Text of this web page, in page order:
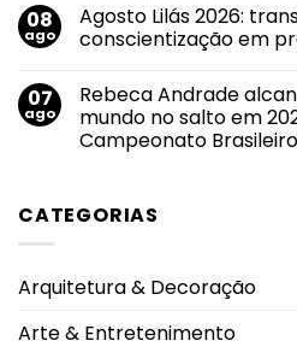
em
roteiro
de
principais
emissoras
do
Triângulo
em
Agosto
Branco:
uso
de
cigarros
eletrônicos
pulmonares
alerta
oncológico
08
ago
Agosto Lilás 2026:
conscientização em
em
Agosto
Lilás
2026:
transformar
07
ago
Rebeca Andrade
mundo no salto em
Campeonato Brasileiro
Rebeca
Andrade
do
salto
CATEGORIAS
Arquitetura & Decoração
Arte & Entretenimento